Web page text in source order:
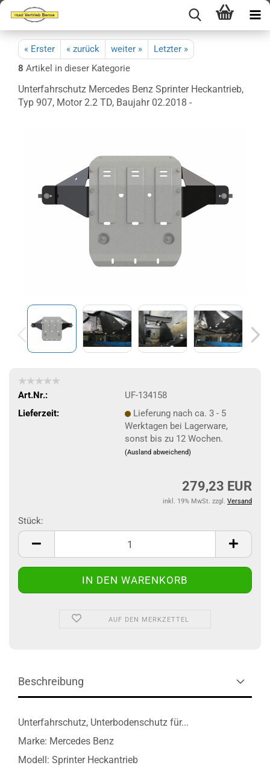
« Erster « zurück weiter »
Letzter »
8 Artikel in dieser Kategorie
Unterfahrschutz Mercedes Benz Sprinter Heckantrieb,
Typ 907, Motor 2.2 TD, Baujahr 02.2018 -
Art.Nr.:
UF-134158
Lieferzeit:
Lieferung nach ca. 3 - 5
Werktagen bei Lagerware,
sonst bis zu 12 Wochen.
(Ausland abweichend)
279,23 EUR
inkl. 19% MwSt. zzgl. Versand
Stück:
Stück
AUF DEN MERKZETTEL
Beschreibung
Unterfahrschutz, Unterbodenschutz für...
Marke: Mercedes Benz
Modell: Sprinter Heckantrieb